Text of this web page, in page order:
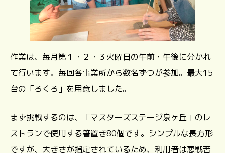
作業は、毎月第１・２・３火曜日の午前・午後に分かれ
て行います。毎回各事業所から数名ずつが参加。最大15
台の「ろくろ」を用意しました。
まず挑戦するのは、「マスターズステージ泉ヶ丘」のレ
ストランで使用する箸置き80個です。シンプルな長方形
ですが、大きさが指定されているため、利用者は悪戦苦